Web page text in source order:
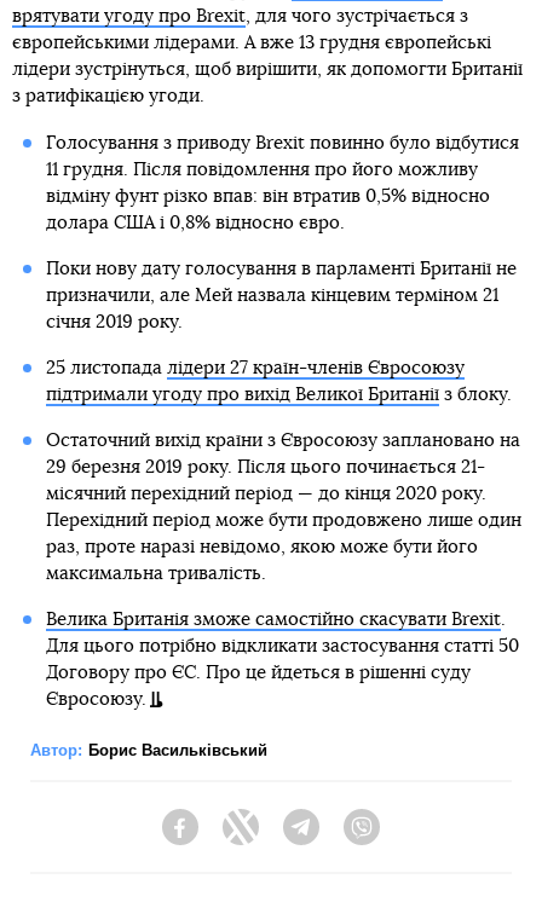
врятувати угоду про Brexit, для чого зустрічається з
європейськими лідерами. А вже 13 грудня європейські
лідери зустрінуться, щоб вирішити, як допомогти Британії
з ратифікацією угоди.
Голосування з приводу Brexit повинно було відбутися
11 грудня. Після повідомлення про його можливу
відміну фунт різко впав: він втратив 0,5% відносно
долара США і 0,8% відносно євро.
Поки нову дату голосування в парламенті Британії не
призначили, але Мей назвала кінцевим терміном 21
січня 2019 року.
25 листопада лідери 27 країн-членів Євросоюзу
підтримали угоду про вихід Великої Британіїз блоку.
Остаточний вихід країни з Євросоюзу заплановано на
29 березня 2019 року. Після цього починається 21-
місячний перехідний період — до кінця 2020 року.
Перехідний період може бути продовжено лише один
раз, проте наразі невідомо, якою може бути його
максимальна тривалість.
Велика Британія зможе самостійно скасувати Brexit.
Для цього потрібно відкликати застосування статті 50
Договору про ЄС. Про це йдеться в рішенні суду
Євросоюзу.
Автор: Борис Васильківський
FacebookTwitter Telegram